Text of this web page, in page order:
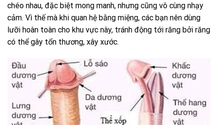
chéo nhau, đặc biệt mong manh, nhưng cũng vô cùng nhạy
cảm. Vì thế mà khi quan hệ bằng miệng, các bạn nên dùng
lưỡi hoàn toàn cho khu vực này, tránh động tới răng bởi răng
có thể gây tổn thương, xây xước.